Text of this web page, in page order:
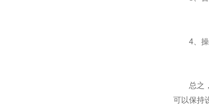
4、操作
总之，
可以保持